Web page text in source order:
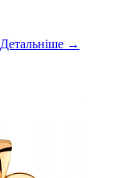
Детальніше →